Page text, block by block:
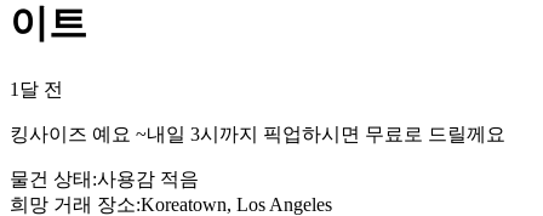
이트
1달 전
킹사이즈 예요 ~내일 3시까지 픽업하시면 무료로 드릴께요
물건 상태 :사용감 적음
희망 거래 장소:Koreatown, Los Angeles